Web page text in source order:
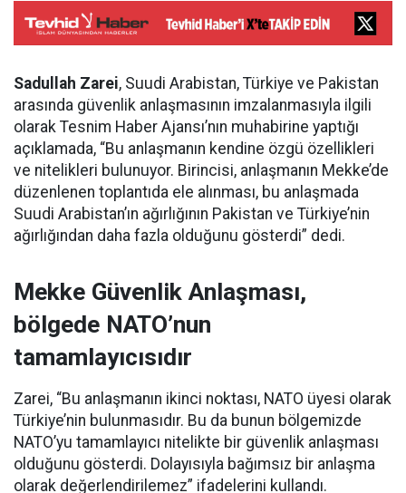
Sadullah Zarei, Suudi Arabistan, Türkiye ve Pakistan
arasında güvenlik anlaşmasının imzalanmasıyla ilgili
olarak Tesnim Haber Ajansı’nın muhabirine yaptığı
açıklamada, “Bu anlaşmanın kendine özgü özellikleri
ve nitelikleri bulunuyor. Birincisi, anlaşmanın Mekke’de
düzenlenen toplantıda ele alınması, bu anlaşmada
Suudi Arabistan’ın ağırlığının Pakistan ve Türkiye’nin
ağırlığından daha fazla olduğunu gösterdi” dedi.
Mekke Güvenlik Anlaşması,
bölgede NATO’nun
tamamlayıcısıdır
Zarei, “Bu anlaşmanın ikinci noktası, NATO üyesi olarak
Türkiye’nin bulunmasıdır. Bu da bunun bölgemizde
NATO’yu tamamlayıcı nitelikte bir güvenlik anlaşması
olduğunu gösterdi. Dolayısıyla bağımsız bir anlaşma
olarak değerlendirilemez” ifadelerini kullandı.